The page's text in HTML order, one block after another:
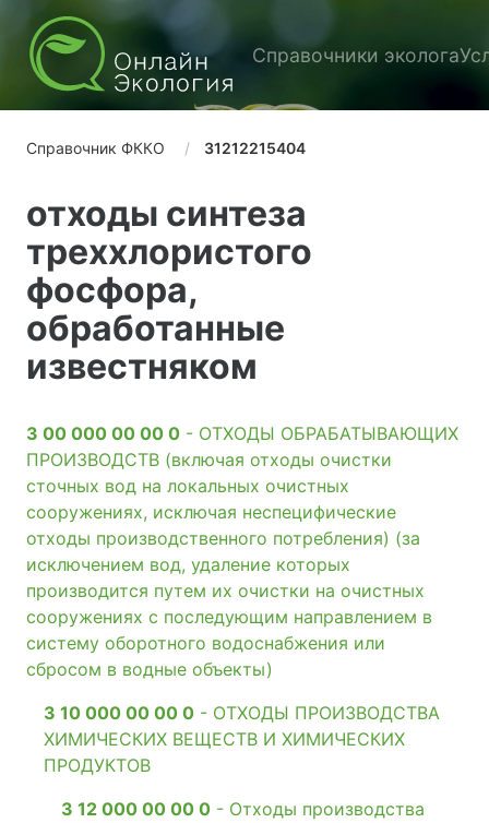
Справочники эколога
Справочник ФККО 31212215404
отходы синтеза
треххлористого
фосфора,
обработанные
известняком
3 00 000 00 00 0 - ОТХОДЫ ОБРАБАТЫВАЮЩИХ
ПРОИЗВОДСТВ (включая отходы очистки
сточных вод на локальных очистных
сооружениях, исключая неспецифические
отходы производственного потребления) (за
исключением вод, удаление которых
производится путем их очистки на очистных
сооружениях с последующим направлением в
систему оборотного водоснабжения или
сбросом в водные объекты)
3 10 000 00 00 0 - ОТХОДЫ ПРОИЗВОДСТВА
ХИМИЧЕСКИХ ВЕЩЕСТВ И ХИМИЧЕСКИХ
ПРОДУКТОВ
3 12 000 00 00 0 - Отходы производства